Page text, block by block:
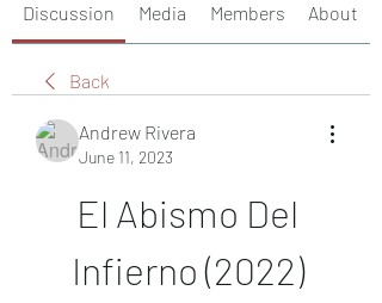
Discussion Media Members About
Back
Andrew Rivera
June 11, 2023
El Abismo Del
Infierno (2022)